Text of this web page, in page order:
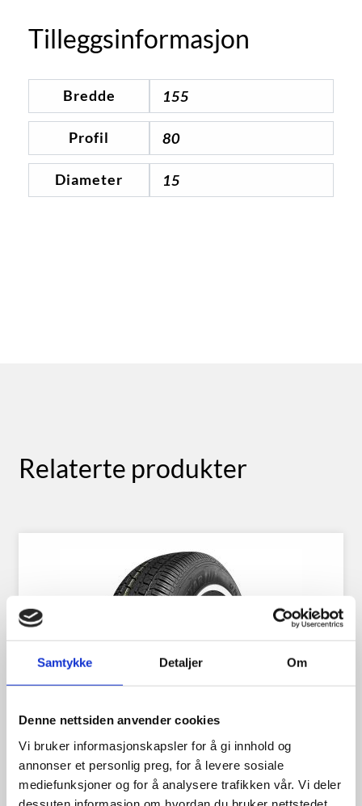
Samtykke Detaljer Om
Denne nettsiden anvender cookies
Vi bruker informasjonskapsler for å gi innhold og
annonser et personlig preg, for å levere sosiale
mediefunksjoner og for å analysere trafikken vår. Vi deler
Tilleggsinformasjon
Bredde 155
Profil 80
Diameter 15
Relaterte produkter